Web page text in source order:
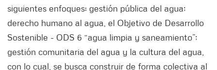
siguientes enfoques: gestión pública del agua;
derecho humano al agua, el Objetivo de Desarrollo
Sostenible - ODS 6 “agua limpia y saneamiento”;
gestión comunitaria del agua y la cultura del agua,
con lo cual, se busca construir de forma colectiva al